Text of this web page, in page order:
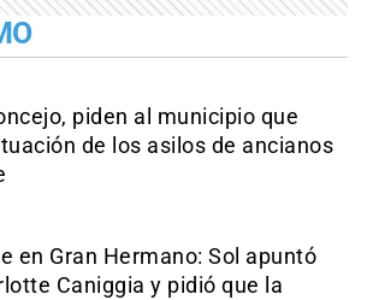
piden al municipio que
de los asilos de ancianos
en Gran Hermano: Sol apuntó
Caniggia y pidió que la